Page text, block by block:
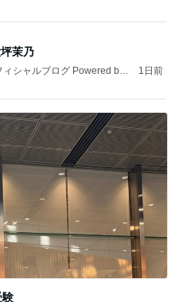
大坪茉乃
シャルブログ Powered by
1日前
験